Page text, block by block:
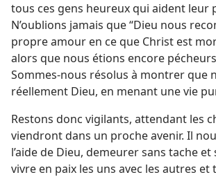
tous ces gens heureux qui aident leur
N’oublions jamais que “Dieu nous
propre amour en ce que Christ est
alors que nous étions encore
Sommes-​nous résolus à montrer que
réellement Dieu, en menant une vie
Restons donc vigilants, attendant les
viendront dans un proche avenir. Il
l’aide de Dieu, demeurer sans tache
vivre en paix les uns avec les autres et